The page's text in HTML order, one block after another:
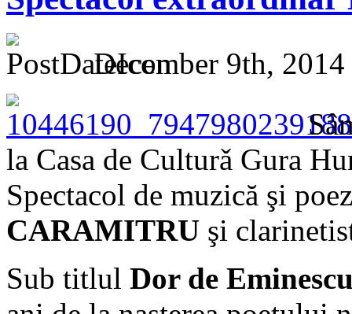
December 9th,
la Casa de Culturǎ Gura
Spectacol de muzică şi
CARAMITRU şi
Sub titlul Dor de